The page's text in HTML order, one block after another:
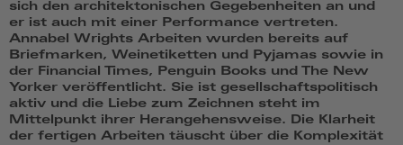
sich den architektonischen Gegebenheiten an und
er ist auch mit einer Performance vertreten.
Annabel Wrights Arbeiten wurden bereits auf
Briefmarken, Weinetiketten und Pyjamas sowie in
der Financial Times, Penguin Books und The New
Yorker veröffentlicht. Sie ist gesellschaftspolitisch
aktiv und die Liebe zum Zeichnen steht im
Mittelpunkt ihrer Herangehensweise. Die Klarheit
der fertigen Arbeiten täuscht über die Komplexität